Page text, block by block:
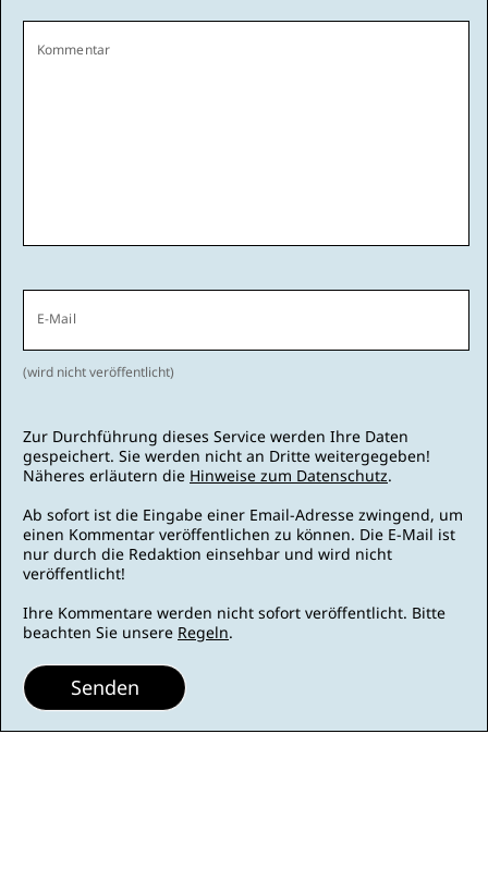
Kommentar
E-Mail
(wird nicht veröffentlicht)
Zur Durchführung dieses Service werden Ihre Daten
gespeichert. Sie werden nicht an Dritte weitergegeben!
Näheres erläutern die Hinweise zum Datenschutz.
Ab sofort ist die Eingabe einer Email-Adresse zwingend, um
einen Kommentar veröffentlichen zu können. Die E-Mail ist
nur durch die Redaktion einsehbar und wird nicht
veröffentlicht!
Ihre Kommentare werden nicht sofort veröffentlicht. Bitte
beachten Sie unsere Regeln.
Senden